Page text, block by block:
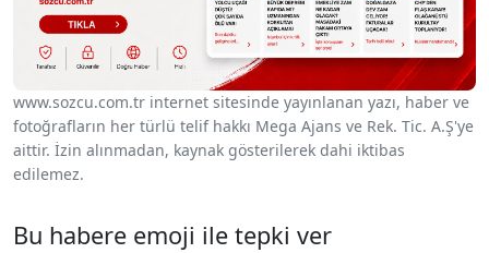
www.sozcu.com.tr internet sitesinde yayınlanan yazı, haber ve
fotoğrafların her türlü telif hakkı Mega Ajans ve Rek. Tic. A.Ş'ye
aittir. İzin alınmadan, kaynak gösterilerek dahi iktibas
edilemez.
Bu habere emoji ile tepki ver